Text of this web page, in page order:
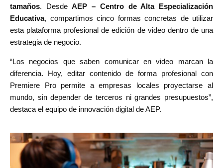
tamaños. DesdeAEP – Centro de Alta Especialización
Educativa, compartimos cinco formas concretas de utilizar
esta plataforma profesional de edición de video dentro de una
estrategia de negocio.
“Los negocios que saben comunicar en video marcan la
diferencia. Hoy, editar contenido de forma profesional con
Premiere Pro permite a empresas locales proyectarse al
mundo, sin depender de terceros ni grandes presupuestos”,
destaca el equipo de innovación digital de AEP.